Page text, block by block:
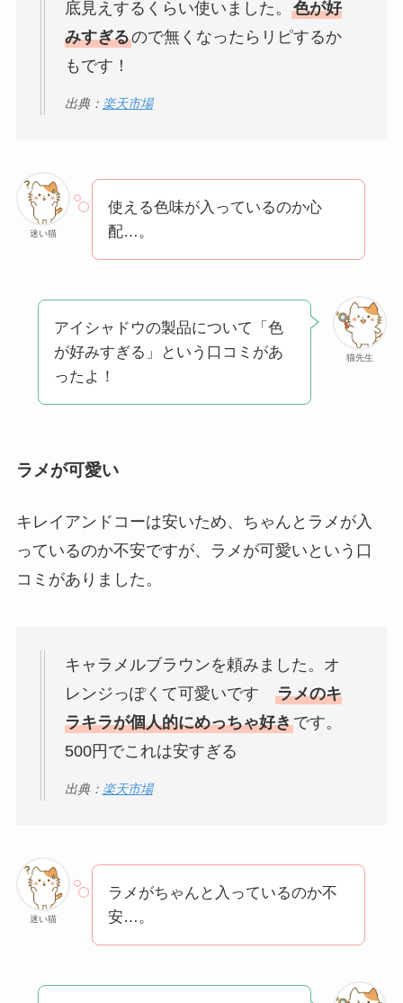
底見えするくらい使いました。 色が好
みすぎるので無くなったらリピするか
もです！
出典： 楽天市場
迷い猫
使える色味が入っているのか心
配…。
猫先生
アイシャドウの製品について「色
が好みすぎる」という口コミがあ
ったよ！
ラメが可愛い
キレイアンドコーは安いため、ちゃんとラメが入
っているのか不安ですが、ラメが可愛いという口
コミがありました。
キャラメルブラウンを頼みました。オ
レンジっぽくて可愛いです ラメのキ
ラキラが個人的にめっちゃ好きです。
500円でこれは安すぎる
出典： 楽天市場
迷い猫
ラメがちゃんと入っているのか不
安…。